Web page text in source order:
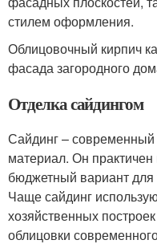
стилем оформления.
Облицовочный кирпич
фасада загородного
Отделка сайдингом
Сайдинг – современный
материал. Он
бюджетный вариант для
Чаще сайдинг
хозяйственных
облицовки